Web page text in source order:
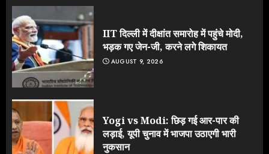
IIT दिल्ली में दीक्षांत समारोह में पहुंचे मोदी,
भड़क गए जेन-जी, करने लगे शिकायत
AUGUST 9, 2026
Yogi vs Modi: छिड़ गई आर-पार की
लड़ाई, यूपी चुनाव में भाजपा उठाएगी भारी
नुकसान